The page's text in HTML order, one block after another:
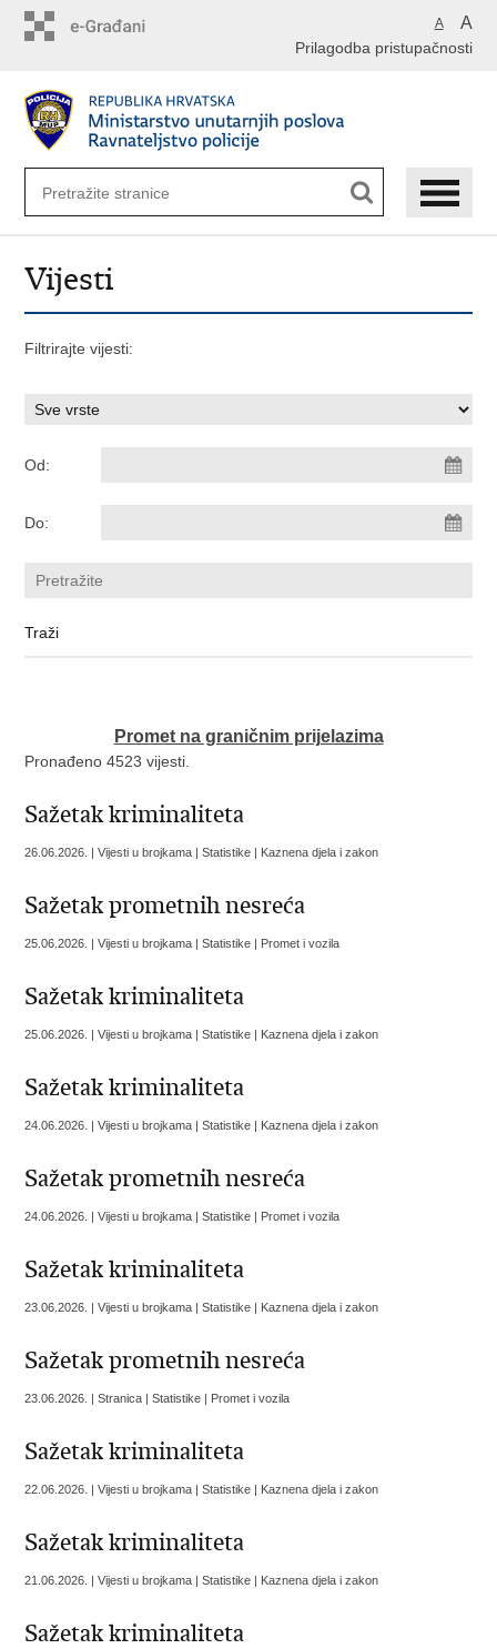
A A
Prilagodba pristupačnosti
Vijesti
Filtrirajte vijesti:
Od:
Do:
Promet na graničnim prijelazima
Pronađeno 4523 vijesti.
Sažetak kriminaliteta
26.06.2026. | Vijesti u brojkama | Statistike | Kaznena djela i zakon
Sažetak prometnih nesreća
25.06.2026. | Vijesti u brojkama | Statistike | Promet i vozila
Sažetak kriminaliteta
25.06.2026. | Vijesti u brojkama | Statistike | Kaznena djela i zakon
Sažetak kriminaliteta
24.06.2026. | Vijesti u brojkama | Statistike | Kaznena djela i zakon
Sažetak prometnih nesreća
24.06.2026. | Vijesti u brojkama | Statistike | Promet i vozila
Sažetak kriminaliteta
23.06.2026. | Vijesti u brojkama | Statistike | Kaznena djela i zakon
Sažetak prometnih nesreća
23.06.2026. | Stranica | Statistike | Promet i vozila
Sažetak kriminaliteta
22.06.2026. | Vijesti u brojkama | Statistike | Kaznena djela i zakon
Sažetak kriminaliteta
21.06.2026. | Vijesti u brojkama | Statistike | Kaznena djela i zakon
Sažetak kriminaliteta